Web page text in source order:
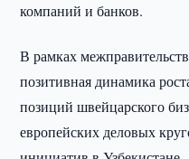
компаний и банков.
В рамках
позитивная динамика
позиций швейцарского
европейских деловых